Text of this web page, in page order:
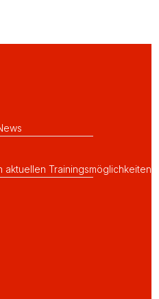
aktuellen Trainingsmöglichkeiten